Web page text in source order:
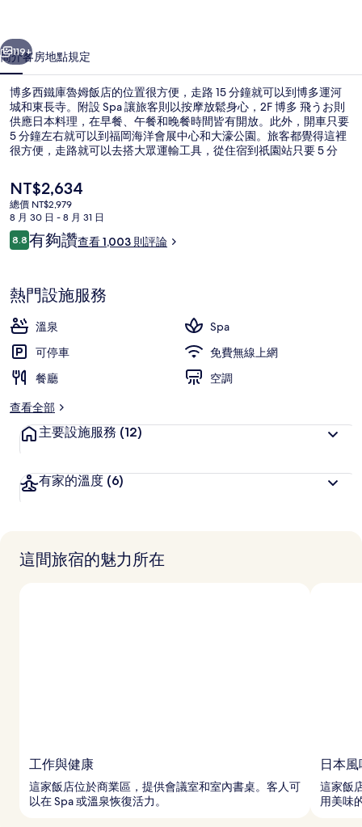
飯
店
的
相
片
集
個 下一個
119+
簡介客房地點規定
博多西鐵庫魯姆飯店的位置很方便，走路 15 分鐘就可以到博多運河
城和東長寺。附設 Spa 讓旅客則以按摩放鬆身心，2F 博多 飛うお則
供應日本料理，在早餐、午餐和晚餐時間皆有開放。此外，開車只要
5 分鐘左右就可以到福岡海洋會展中心和大濠公園。旅客都覺得這裡
很方便，走路就可以去搭大眾運輸工具，從住宿到祇園站只要 5 分
目
前
的
價
格
NT$2,634
總價 NT$2,979
8 月 30 日 - 8 月 31 日
評
論
8.88.8 分，滿分 10 分，
有夠讚查看 1,003 則評論
熱門設施服務
溫泉
Spa
可停車
免費無線上網
餐廳
空調
查看全部
主要設施服務 (12)
有家的溫度 (6)
這間旅宿的魅力所在
工作與健康
這家飯店位於商業區，提供會議室和室內書桌。客人可
以在 Spa 或溫泉恢復活力。
日本風
這家飯
用美味